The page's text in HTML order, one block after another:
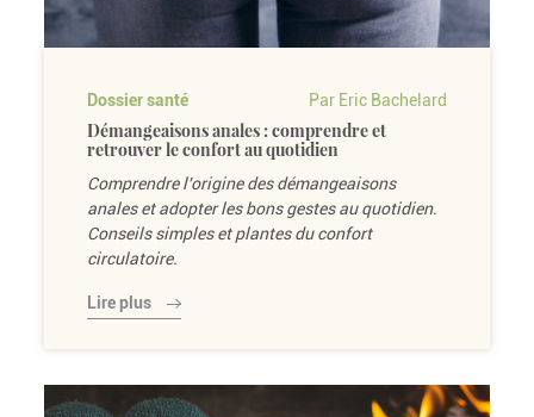
Dossier santé Par Eric Bachelard
Démangeaisons anales : comprendre et
retrouver le confort au quotidien
Comprendre l'origine des démangeaisons
anales et adopter les bons gestes au quotidien.
Conseils simples et plantes du confort
circulatoire.
Lire plus